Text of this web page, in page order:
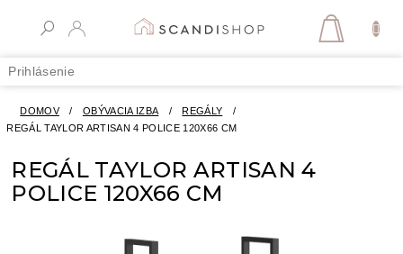
Prihlásenie
DOMOV / OBÝVACIA IZBA / REGÁLY
/
REGÁL TAYLOR ARTISAN 4 POLICE 120X66 CM
REGÁL TAYLOR ARTISAN 4
POLICE 120X66 CM